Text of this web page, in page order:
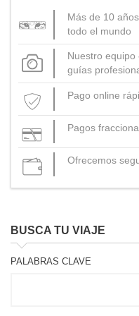
Más de 10
todo el mundo
Nuestro
guías
Pago online
Pagos
Ofrecemos
BUSCA TU VIAJE
PALABRAS CLAVE
Previamente habremos
Cordillera Cantábrica
observar grupos familiares
Este carnívoro se
su energía en
del cubil.